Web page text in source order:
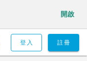
開啟
登入 註冊